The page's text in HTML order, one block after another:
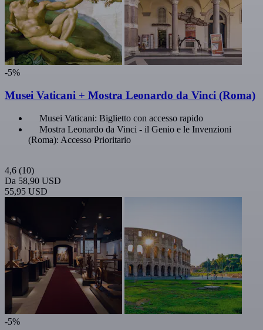
-5%
Musei Vaticani + Mostra Leonardo da Vinci (Roma)
Musei Vaticani: Biglietto con accesso rapido
Mostra Leonardo da Vinci - il Genio e le Invenzioni
(Roma): Accesso Prioritario
4,6 (10)
Da 58,90 USD
55,95 USD
-5%